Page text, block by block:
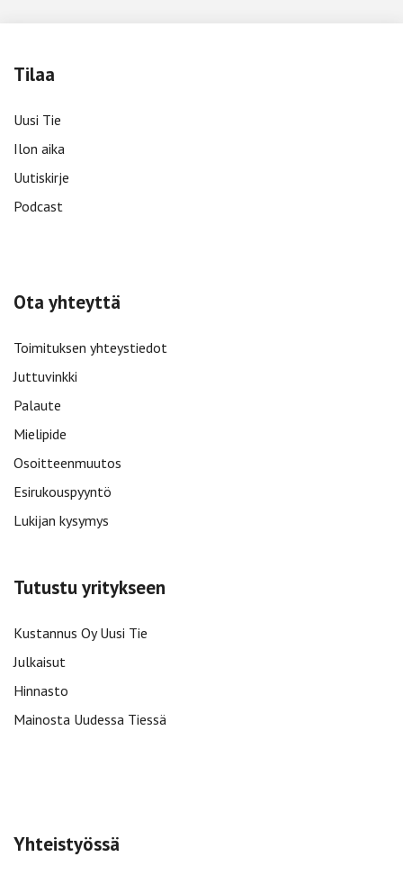
Tilaa
Uusi Tie
Ilon aika
Uutiskirje
Podcast
Ota yhteyttä
Toimituksen yhteystiedot
Juttuvinkki
Palaute
Mielipide
Osoitteenmuutos
Esirukouspyyntö
Lukijan kysymys
Tutustu yritykseen
Kustannus Oy Uusi Tie
Julkaisut
Hinnasto
Mainosta Uudessa Tiessä
Yhteistyössä